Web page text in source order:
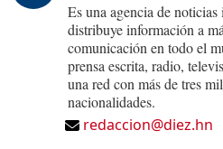
Es una agencia de
distribuye información a
comunicación en todo el
prensa escrita, radio,
una red con más de tres
nacionalidades.
redaccion@diez.hn